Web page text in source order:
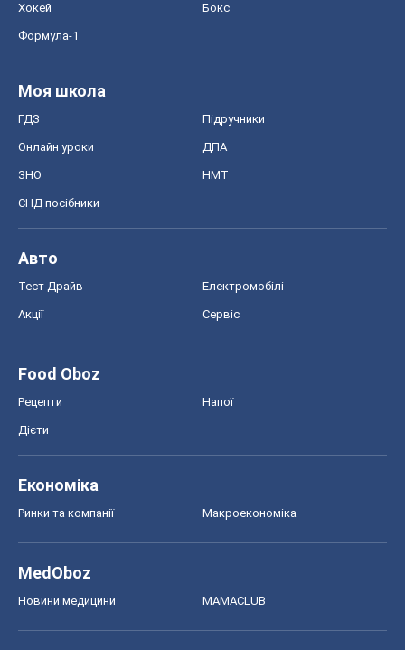
Хокей Бокс
Формула-1
Моя школа
ГДЗ Підручники
Онлайн уроки ДПА
ЗНО НМТ
СНД посібники
Авто
Тест Драйв Електромобілі
Акції Сервіс
Food Oboz
Рецепти Напої
Дієти
Економіка
Ринки та компанії Макроекономіка
MedOboz
Новини медицини MAMACLUB